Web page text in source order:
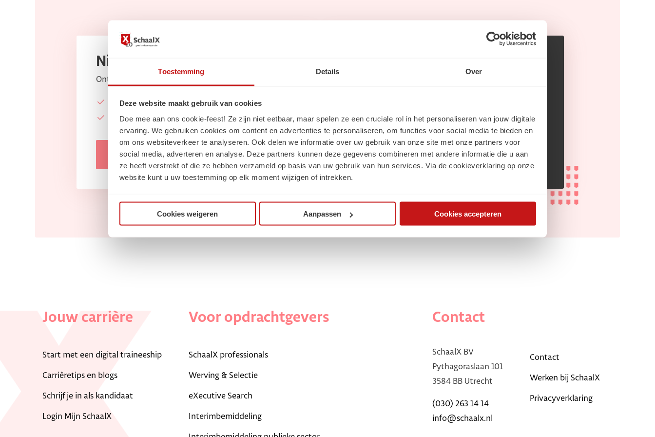
Toestemming Details Over
Deze website maakt gebruik van cookies
Doe mee aan ons cookie-feest! Ze zijn niet eetbaar, maar spelen ze een cruciale rol in het personaliseren van jouw digitale
ervaring. We gebruiken cookies om content en advertenties te personaliseren, om functies voor social media te bieden en
om ons websiteverkeer te analyseren. Ook delen we informatie over uw gebruik van onze site met onze partners voor
social media, adverteren en analyse. Deze partners kunnen deze gegevens combineren met andere informatie die u aan
ze heeft verstrekt of die ze hebben verzameld op basis van uw gebruik van hun services. Via de cookieverklaring op onze
website kunt u uw toestemming op elk moment wijzigen of intrekken.
Cookies weigeren Aanpassen Cookies accepteren
Nieuwsbrief
Ontvang elke maand de laatste:
Vacatures
Carrièretips, blogs & nieuws
Inschrijven
Volg ons opLinkedin
Volg ons opInstagram
Jouw carrière
Start met een digital traineeship
Carrièretips en blogs
Schrijf je in als kandidaat
Login Mijn SchaalX
Voor opdrachtgevers
SchaalX professionals
Werving & Selectie
eXecutive Search
Interimbemiddeling
Contact
SchaalX BV
Pythagoraslaan 101
3584 BB Utrecht
(030) 263 14 14
info@schaalx.nl
Contact
Werken bij SchaalX
Privacyverklaring